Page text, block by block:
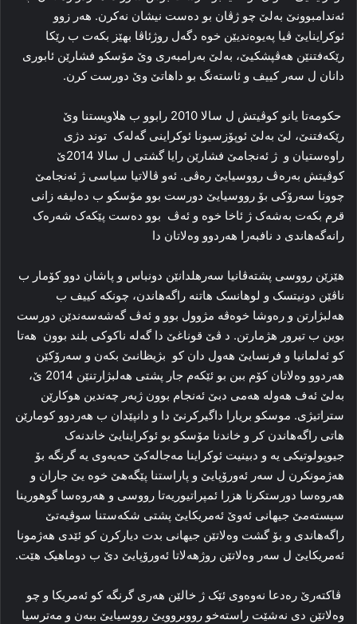
ئەندامبوونێ بەلێ چو ژڤان بو دەست نیشان نەکرن. هەر زوو
ئوکراینایێ ڤیا پەیوەندیێن خوە دگەل روژئاڤا بهێز بکەت ب رێکا
رێکەفتنێن هەڤپشکیێ، بەلێ بەرامبەرى وێ مۆسکو فشارێن ئابورى
دانان ل سەر کییف و ئاستەنگ بو داهاتێ وێ دورست کرن.
حکومەتا یانو کوڤیتش ل سالا 2010 رابوو ب هلاویستنا وێ
رێکەفتنێ، لێ بەلێ ئوپۆزسیونا ئوکراینى گەلەک توند دژی
راوەستیان و ژ ئەنجامێ فشارێن رایا گشتى ل سالا 2014ێ
کوڤیتش بەرەڤ رووسیایێ رەڤى. ئەو ڤالاتیا سیاسى ژ ئەنجامێ
چوونا سەرۆکى بۆ رووسیایێ دورست بوو مۆسکو ب دەلیفە زانى
قرم بکەت بەشەک ژ ئاخا خوە و ئەڤ بوو دەست پێکەک شەرەک
رانەگەهاندى د نافبەرا هەردوو وەلاتان دا
هێزێن رووسى پشتەڤانیا سەرهلدانێن دونباس و پاشان دوو کۆمار ب
ناڤێن دونیتسک و لوهانسک هاتنە راگەهاندن، چونکە کییف ب
هەلبژارتن و رەوشا خوەڤە مژوول بوو و ئەڤ گەشەسەندێن دورست
بوین ب تیرور هژمارتن. د ڤێ قوناغێ دا گەلە ناکوکى بلند بوون هەتا
کو ئەلمانیا و فرنسایێ هەول دان کو بژیظانىێ بکەن و سەرۆکێن
هەردوو وەلاتان کۆم ببن بو ئێکەم جار پشتى هەلبژارتنێن 2014 ێ،
بەلێ ئەف هەولە هەمى دبێ ئەنجام بوون ژبەر چەندین هوکارێن
ستراتیژى. موسکو بریارا داگیرکرنێ دا و دانپێدان ب هەردوو کومارێن
هاتى راگەهاندن کر و خاندنا مۆسکو بو ئوکراینایێ خاندنەک
جیوپولوتیکى یە و دبینیت ئوکراینا مەجالەکێ حەیەوى یە گرنگە بۆ
هەژمونکرن ل سەر ئەورۆپایێ و پاراستنا پێگەهێ خوە یێ جاران و
هەروەسا دورستکرنا هزرا ئمپراتیوریەتا رووسى و هەروەسا گوهورینا
سیستەمێ جیهانى ئەوێ ئەمریکایێ پشتى شکەستنا سوڤیەتێ
راگەهاندى و بۆ گشت وەلاتێن جیهانى بدت دیارکرن کو ئێدى هەژمونا
ئەمریکایێ ل سەر وەلاتێن روژهەلاتا ئەورۆپایێ دێ ب دوماهیک هێت.
ڤاکتەرێ رەدعا نەوەوى ئێک ژ خالێن هەرى گرنگە کو ئەمریکا و چو
وەلاتێن دى نەشێت راستەخو رووبروویێ رووسیایێ ببەن و مەترسیا